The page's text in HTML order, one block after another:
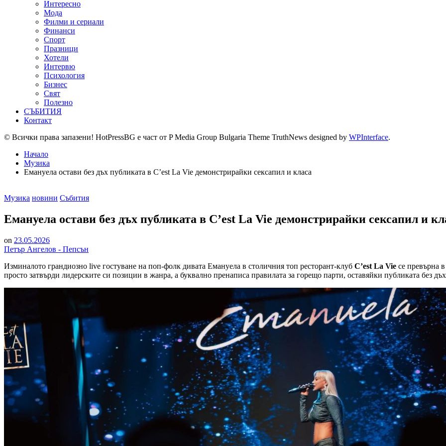
Интересно
Мода
Филми и сериали
Финанси
Спорт
Празници
Хотели
Интервю
Психология
Бизнес
Свят
Полезно
СЪБИТИЯ
Контакт
© Всички права запазени! HotPressBG е част от P Media Group Bulgaria Theme TruthNews designed by WPInterface.
Начало
Музика
Емануела остави без дъх публиката в C’est La Vie демонстрирайки сексапил и класа
Posted
Музика новини Събития
Емануела остави без дъх публиката в C’est La Vie демонстрирайки сексапил и
on 23.05.2026
Петър Ангелов - Пепсън
Изминалото грандиозно live гостуване на поп-фолк дивата Емануела в столичния топ ресторант-клуб C’est La Vie се превърна
просто затвърди лидерските си позиции в жанра, а буквално пренаписа правилата за горещо парти, оставяйки публиката без